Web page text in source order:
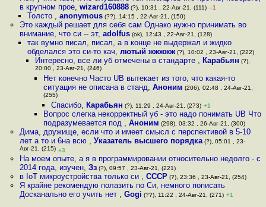
в крупном прое, wizard160888(?), 10:31 , 22-Авг-21, (111) –1
Толсто , anonymous(??), 14:15 , 22-Авг-21, (150)
Это каждый решает для себя сам Однако нужно принимать во
внимание, что си -- эт, adolfus(ok), 12:43 , 22-Авг-21, (128)
так вумно писал, писал, а в конце не выдержал и жидко
обделался это си-то кач, лютый жжжжж(?), 10:02 , 23-Авг-21, (222)
Интересно, все ли уб отмечены в стандарте , Карабьян (?),
20:00 , 23-Авг-21, (246)
Нет конечно Часто UB вытекает из того, что какая-то
ситуация не описана в станд, Аноним (206), 02:48 , 24-Авг-21,
(255)
Спасибо, Карабьян (?), 11:29 , 24-Авг-21, (273) +1
Вопрос слегка некорректный уб - это надо понимать UB Что
подразумевается под , Аноним (298), 03:32 , 26-Авг-21, (300)
Дима, дружище, если что и имеет смысл с перспективой в 5-10
лет а то и 6на всю , Указатель высшего порядка(?), 05:01 , 23-
Авг-21, (215) +3
На моем опыте, а я в программировании относительно недолго - с
2014 года, изучен, Зз(?), 09:57 , 23-Авг-21, (221)
в IoT микроустройства только си , СССР(?), 23:36 , 23-Авг-21, (254)
Я крайне рекомендую полазить по Си, немного пописать
Досканально его учить нет , Gogi (??), 11:22 , 24-Авг-21, (271) +1